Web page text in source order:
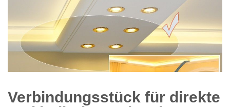
Verbindungsstück für direkte